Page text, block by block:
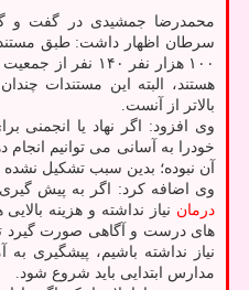
محمدرضا جمشیدی در گفت و گو
سرطان اظهار داشت: طبق
۱۰۰ هزار نفر ۱۴۰
هستند، البته این مستندات
بالاتر از آنست.
وی افزود: اگر نهاد یا انجمنی
خودرا به آسانی می توانیم انجام
آن نبوده؛ بدین سبب تشکیل
وی اضافه کرد: اگر به پیش
درمان نیاز نداشته و هزینه
های درست و آگاهی صورت گیرد
نیاز نداشته باشیم، پیشگیری
مدارس ابتدایی باید شروع شود.